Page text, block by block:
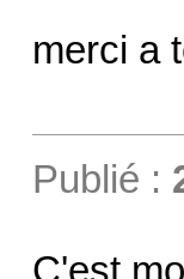
merci a
Publié :